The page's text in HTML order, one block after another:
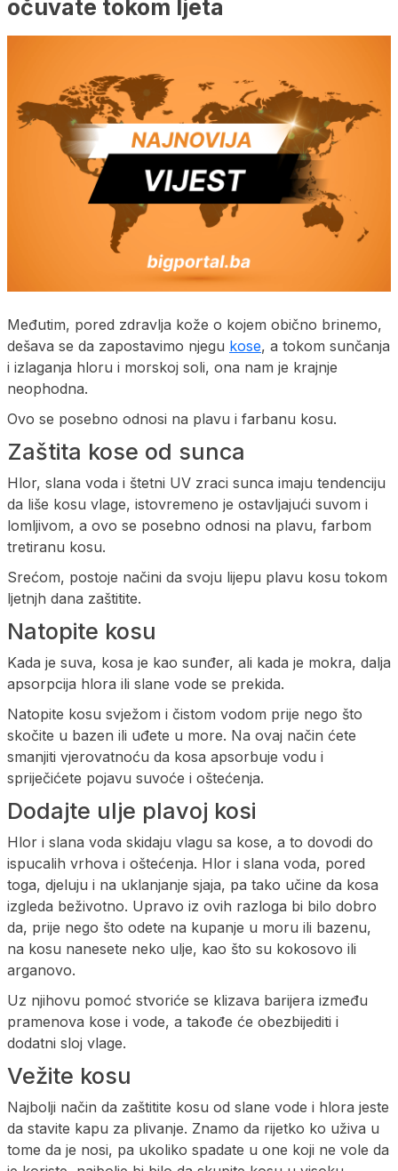
očuvate tokom ljeta
Međutim, pored zdravlja kože o kojem obično brinemo,
dešava se da zapostavimo njegu kose, a tokom sunčanja
i izlaganja hloru i morskoj soli, ona nam je krajnje
neophodna.
Ovo se posebno odnosi na plavu i farbanu kosu.
Zaštita kose od sunca
Hlor, slana voda i štetni UV zraci sunca imaju tendenciju
da liše kosu vlage, istovremeno je ostavljajući suvom i
lomljivom, a ovo se posebno odnosi na plavu, farbom
tretiranu kosu.
Srećom, postoje načini da svoju lijepu plavu kosu tokom
ljetnjh dana zaštitite.
Natopite kosu
Kada je suva, kosa je kao sunđer, ali kada je mokra, dalja
apsorpcija hlora ili slane vode se prekida.
Natopite kosu svježom i čistom vodom prije nego što
skočite u bazen ili uđete u more. Na ovaj način ćete
smanjiti vjerovatnoću da kosa apsorbuje vodu i
spriječićete pojavu suvoće i oštećenja.
Dodajte ulje plavoj kosi
Hlor i slana voda skidaju vlagu sa kose, a to dovodi do
ispucalih vrhova i oštećenja. Hlor i slana voda, pored
toga, djeluju i na uklanjanje sjaja, pa tako učine da kosa
izgleda beživotno. Upravo iz ovih razloga bi bilo dobro
da, prije nego što odete na kupanje u moru ili bazenu,
na kosu nanesete neko ulje, kao što su kokosovo ili
arganovo.
Uz njihovu pomoć stvoriće se klizava barijera između
pramenova kose i vode, a takođe će obezbijediti i
dodatni sloj vlage.
Vežite kosu
Najbolji način da zaštitite kosu od slane vode i hlora jeste
da stavite kapu za plivanje. Znamo da rijetko ko uživa u
tome da je nosi, pa ukoliko spadate u one koji ne vole da